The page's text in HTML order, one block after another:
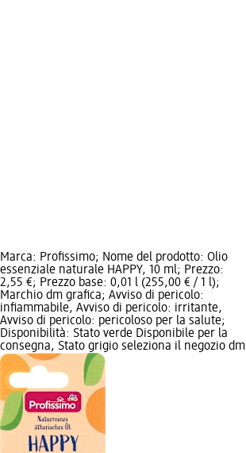
Marca: Profissimo; Nome del prodotto: Olio
essenziale naturale HAPPY, 10 ml; Prezzo:
2,55 €; Prezzo base: 0,01 l (255,00 € / 1 l);
Marchio dm grafica; Avviso di pericolo:
infiammabile, Avviso di pericolo: irritante,
Avviso di pericolo: pericoloso per la salute;
Disponibilità: Stato verde Disponibile per la
consegna, Stato grigio seleziona il negozio dm